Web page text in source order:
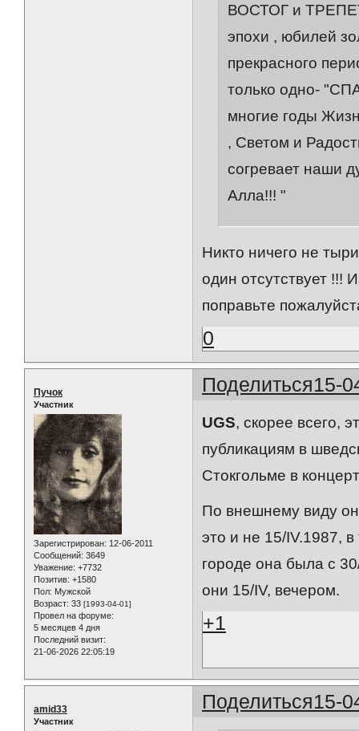
ВОСТОГ и
эпохи , юбилей
прекрасного
только одно-
многие годы
, Светом и
согревает наши
Алла!!! "
Никто ничего не
один отсутствует !!!
поправьте
0
Поделиться15-
Пучок
Участник
Зарегистрирован: 12-06-2011
Сообщений: 3649
Уважение: +7732
Позитив: +1580
Пол: Мужской
Возраст: 33 [1993-04-01]
Провел на форуме:
5 месяцев 4 дня
Последний визит:
21-06-2026 22:05:19
UGS, скорее всего,
публикациям в
Стокгольме в
По внешнему виду
это и не 15/IV.1987,
городе она была с
они 15/IV, вечером.
+1
Поделиться15-
amid33
Участник